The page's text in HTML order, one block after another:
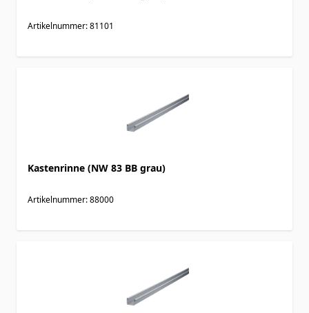
Artikelnummer: 81101
Kastenrinne (NW 83 BB grau)
Artikelnummer: 88000